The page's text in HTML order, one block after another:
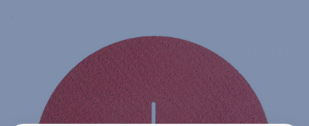
Yksityiskohtainen kuvaus löytyy Tuotteen kuvaus -